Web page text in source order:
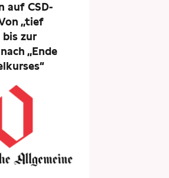
auf CSD-
„tief
zur
„Ende